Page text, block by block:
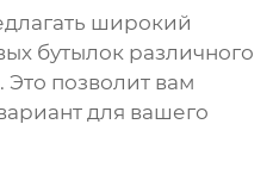
широкий
бутылок различного
позволит вам
для вашего